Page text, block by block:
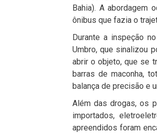
Bahia). A abordagem
ônibus que fazia o
Durante a inspeção
Umbro, que sinalizou
abrir o objeto, que se
barras de maconha,
balança de precisão e
Além das drogas, os
importados,
apreendidos foram